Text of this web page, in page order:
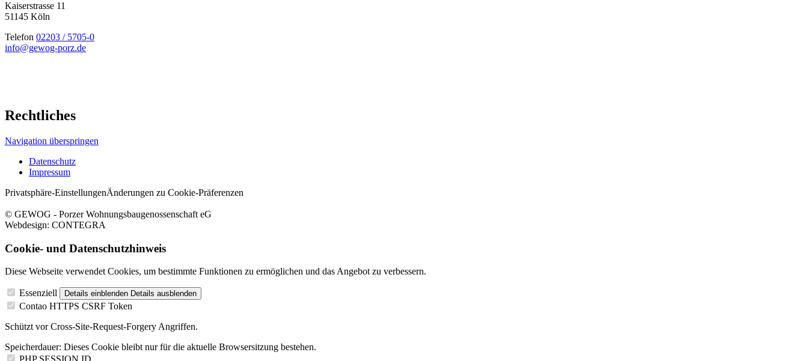
Kaiserstrasse 11
51145 Köln
Telefon 02203 / 5705-0
info@gewog-porz.de
Rechtliches
Navigation überspringen
Datenschutz
Impressum
Privatsphäre-EinstellungenÄnderungen zu Cookie-Präferenzen
© GEWOG - Porzer Wohnungsbaugenossenschaft eG
Webdesign: CONTEGRA
Cookie- und Datenschutzhinweis
Diese Webseite verwendet Cookies, um bestimmte Funktionen zu ermöglichen und das Angebot zu verbessern.
Essenziell Details einblenden Details ausblenden
Contao HTTPS CSRF Token
Schützt vor Cross-Site-Request-Forgery Angriffen.
Speicherdauer: Dieses Cookie bleibt nur für die aktuelle Browsersitzung bestehen.